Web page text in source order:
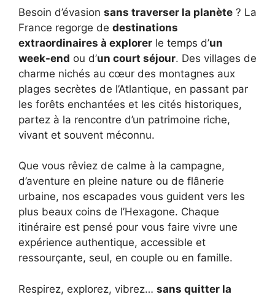
Besoin d’évasion sans traverser la planète ? La
France regorge de destinations
extraordinaires à explorer le temps d’un
week-end ou d’un court séjour. Des villages de
charme nichés au cœur des montagnes aux
plages secrètes de l’Atlantique, en passant par
les forêts enchantées et les cités historiques,
partez à la rencontre d’un patrimoine riche,
vivant et souvent méconnu.
Que vous rêviez de calme à la campagne,
d’aventure en pleine nature ou de flânerie
urbaine, nos escapades vous guident vers les
plus beaux coins de l’Hexagone. Chaque
itinéraire est pensé pour vous faire vivre une
expérience authentique, accessible et
ressourçante, seul, en couple ou en famille.
Respirez, explorez, vibrez… sans quitter la